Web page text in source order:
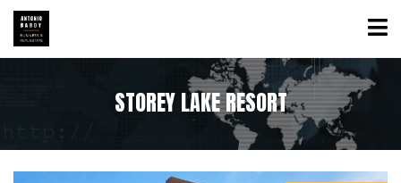
STOREY LAKE RESORT